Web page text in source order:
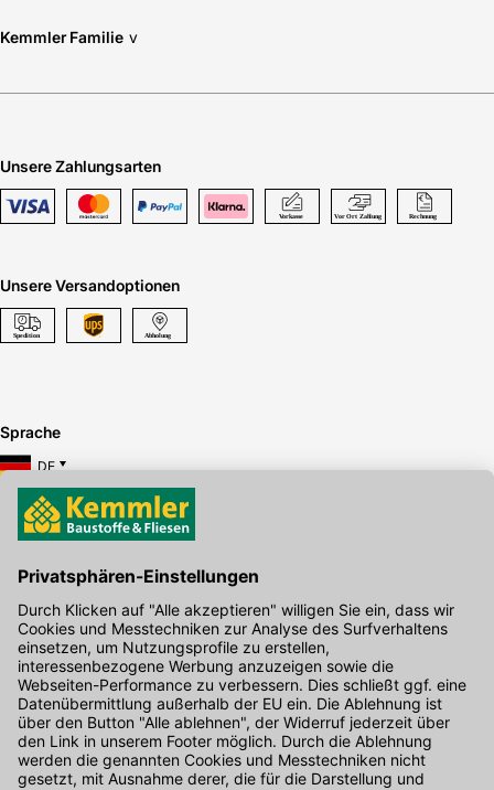
Kemmler Familie v
Unsere Zahlungsarten
Unsere Versandoptionen
Sprache
DE
Hier gibt's die kostenlose App
Kontakt
Unser Onlineshop Team ist montags bis freitags von 08:00 - 17:00